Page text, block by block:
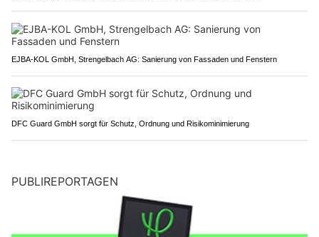
EJBA-KOL GmbH, Strengelbach AG: Sanierung von Fassaden und Fenstern
DFC Guard GmbH sorgt für Schutz, Ordnung und Risikominimierung
PUBLIREPORTAGEN